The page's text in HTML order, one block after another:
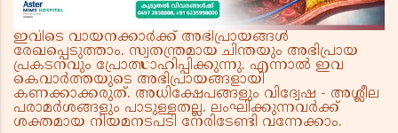
ഇവിടെ വായനക്കാർക്ക് അഭിപ്രായങ്ങൾ
രേഖപ്പെടുത്താം. സ്വതന്ത്രമായ ചിന്തയും അഭിപ്രായ
പ്രകടനവും പ്രോത്സാഹിപ്പിക്കുന്നു. എന്നാൽ ഇവ
കെവാർത്തയുടെ അഭിപ്രായങ്ങളായി
കണക്കാക്കരുത്. അധിക്ഷേപങ്ങളും വിദ്വേഷ - അശ്ലീല
പരാമർശങ്ങളും പാടുള്ളതല്ല. ലംഘിക്കുന്നവർക്ക്
ശക്തമായ നിയമനടപടി നേരിടേണ്ടി വന്നേക്കാം.